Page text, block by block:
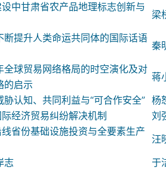
设中甘肃省农产品地理标志创新与
梁
断提升人类命运共同体的国际话语
秦
全球贸易网络格局的时空演化及对
的启示
蒋
认知、共同利益与“可合作安全” 杨
际经济贸易纠纷解决机制
刘
线省份基础设施投资与全要素生产
汪
志
于